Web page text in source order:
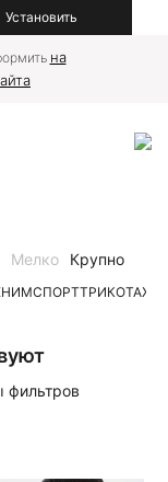
Установить
на
СПОРТ
Мелко Крупно
фильтров